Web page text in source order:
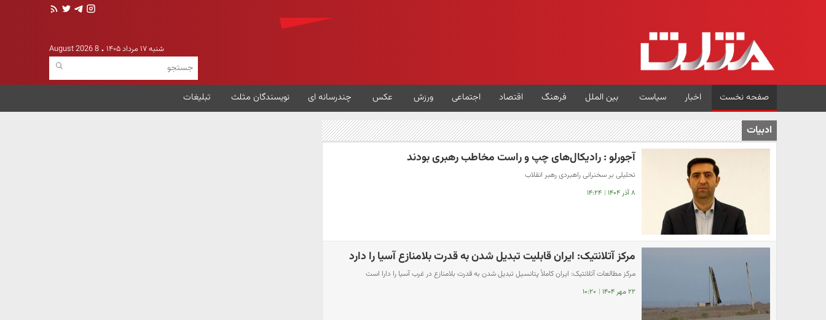
شنبه ۱۷ مرداد ۱۴۰۵ 8 August 2026
صفحه نخست اخبار سیاست بین الملل فرهنگ اقتصاد اجتماعی ورزش عکس چندرسانه ای نویسندگان مثلث تبلیغات
ادبیات
آجورلو : رادیکال‌های چپ و راست مخاطب رهبری بودند
تحلیلی بر سخنرانی راهبردی رهبر انقلاب
۸ آذر ۱۴۰۴ | ۱۴:۲۴
مرکز آتلانتیک: ایران قابلیت تبدیل شدن به قدرت بلامنازع آسیا را دارد
مرکز مطالعات آتلانتیک: ایران کاملاً پتانسیل تبدیل شدن به قدرت بلامنازع در غرب آسیا را دارا است
۲۲ مهر ۱۴۰۴ | ۱۰:۲۰